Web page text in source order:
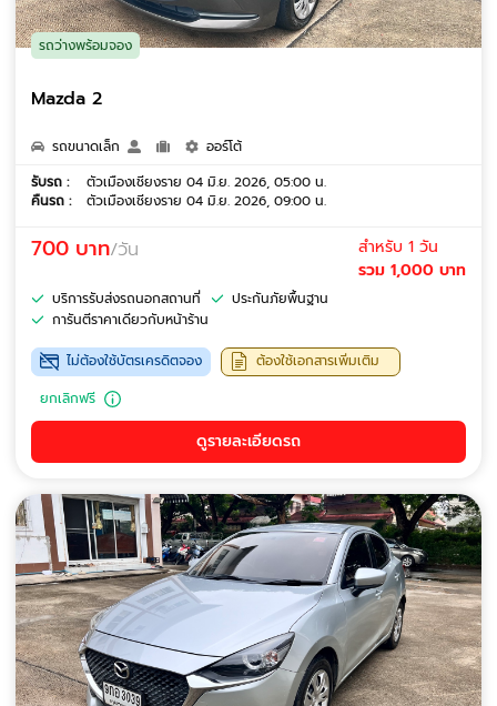
รถว่างพร้อมจอง
Mazda 2
รถขนาดเล็ก
ออร์โต้
รับรถ :
ตัวเมืองเชียงราย 04 มิ.ย. 2026, 05:00 น.
คืนรถ :
ตัวเมืองเชียงราย 04 มิ.ย. 2026, 09:00 น.
700 บาท/วัน
สำหรับ 1 วัน
รวม 1,000 บาท
บริการรับส่งรถนอกสถานที่
ประกันภัยพื้นฐาน
การันตีราคาเดียวกับหน้าร้าน
ไม่ต้องใช้บัตรเครดิตจอง
ต้องใช้เอกสารเพิ่มเติม
ยกเลิกฟรี
ดูรายละเอียดรถ